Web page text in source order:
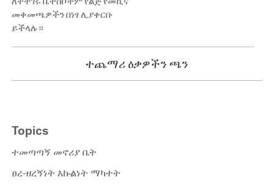
መቀመጫዎችን በነፃ ሊያቀርቡ
ይችላሉ።
ተጨማሪ ዕቃዎችን ጫን
Topics
ተመጣጣኝ መኖሪያ ቤት
ፀረ-ዘረኝነት እኩልነት ማካተት